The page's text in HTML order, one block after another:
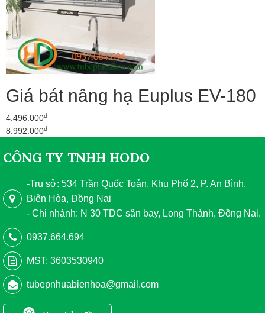
Giá bát nâng hạ Euplus EV-180
4.496.000đ
8.992.000đ
CÔNG TY TNHH HODO
-Trụ sở: 534 Trần Quốc Toản, Khu Phố 2, P. An Bình,
Biên Hòa, Đồng Nai
- Chi nhánh: N 30 TDC sân bay, Long Thành, Đồng Nai.
0937.664.694
MST: 3603530940
tubepnhuabienhoa@gmail.com